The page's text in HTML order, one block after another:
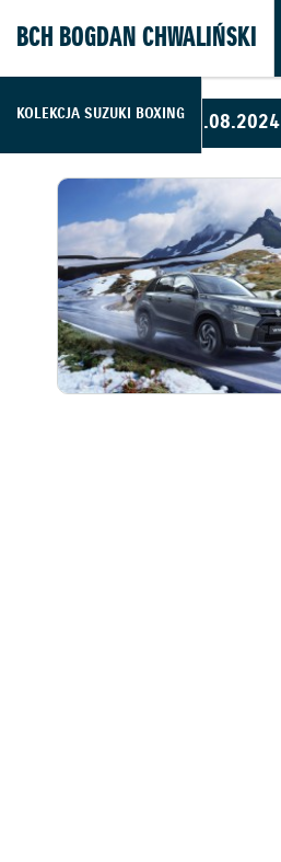
BCH BOGDAN CHWALIŃSKI
KOLEKCJA SUZUKI BOXING13.08.2024